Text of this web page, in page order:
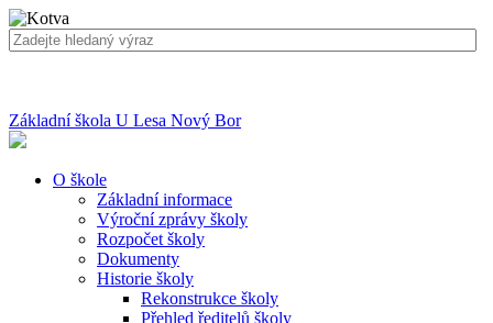
Základní škola U Lesa Nový Bor
O škole
Základní informace
Výroční zprávy školy
Rozpočet školy
Dokumenty
Historie školy
Rekonstrukce školy
Přehled ředitelů školy